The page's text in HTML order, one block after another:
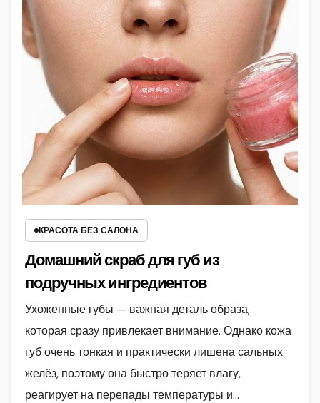
КРАСОТА БЕЗ САЛОНА
Домашний скраб для губ из
подручных ингредиентов
Ухоженные губы — важная деталь образа,
которая сразу привлекает внимание. Однако кожа
губ очень тонкая и практически лишена сальных
желёз, поэтому она быстро теряет влагу,
реагирует на перепады температуры и…